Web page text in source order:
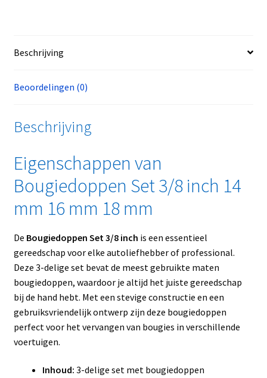
Beschrijving
Beoordelingen (0)
Beschrijving
Eigenschappen van
Bougiedoppen Set 3/8 inch 14
mm 16 mm 18 mm
De Bougiedoppen Set 3/8 inch is een essentieel
gereedschap voor elke autoliefhebber of professional.
Deze 3-delige set bevat de meest gebruikte maten
bougiedoppen, waardoor je altijd het juiste gereedschap
bij de hand hebt. Met een stevige constructie en een
gebruiksvriendelijk ontwerp zijn deze bougiedoppen
perfect voor het vervangen van bougies in verschillende
voertuigen.
Inhoud: 3-delige set met bougiedoppen